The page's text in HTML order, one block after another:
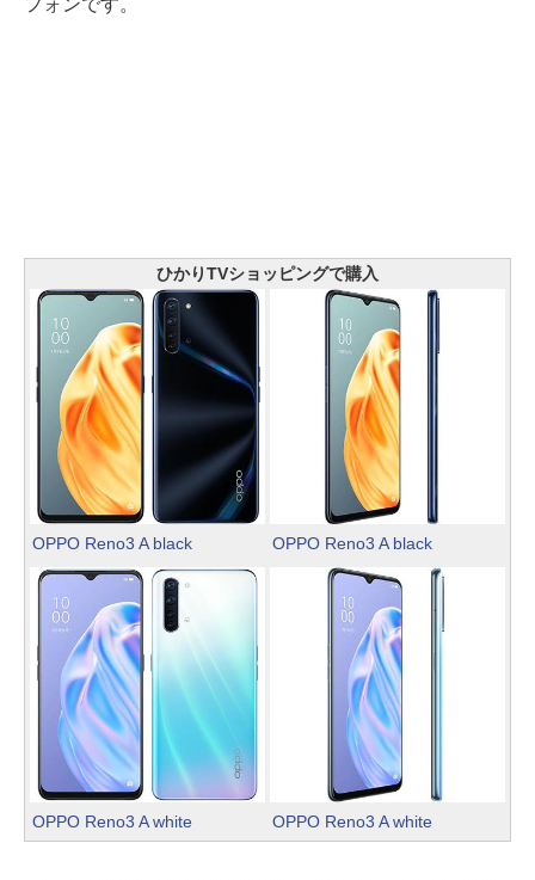
フォンです。
ひかりTVショッピングで購入
OPPO Reno3 A black OPPO Reno3 A black
OPPO Reno3 A white OPPO Reno3 A white